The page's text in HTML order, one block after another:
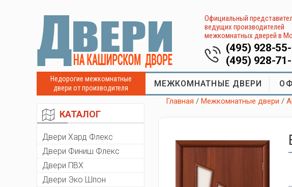
Официальный
ведущих производителей
межкомнатных дверей в
(495) 928-55-
(495) 928-
Недорогие межкомнатные
двери от производителя
МЕЖКОМНАТНЫЕ ДВЕРИ
КАТАЛОГ
Двери Хард Флекс
Двери Финиш Флекс
Двери ПВХ
Двери Эко Шпон
Главная /Межкомнатные двери /